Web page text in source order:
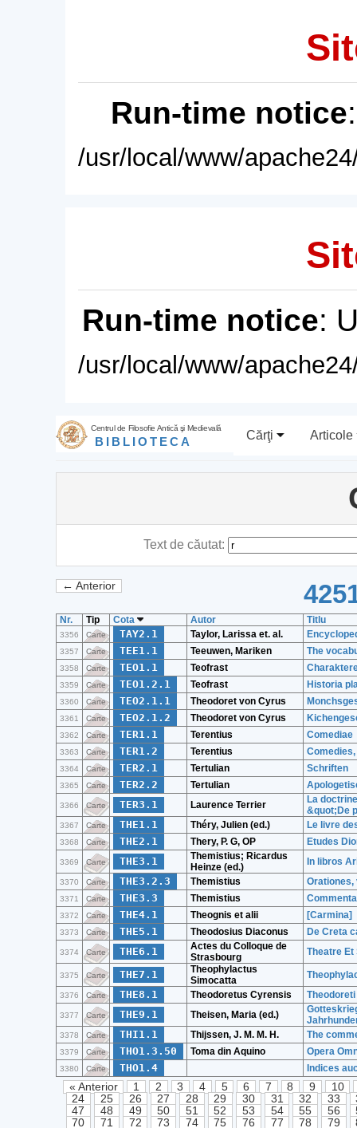
Run-time notice
/usr/local/www/
Run-time notice:
/usr/local/www/
Centrul de Filosofie Antică şi Medievală
BIBLIOTECA Cărţi Articole
Text de căutat:
← Anterior
Nr. Tip Cota Autor Titlu
3356 Carte TAY2.1 Taylor, Larissa et. al.
3357 Carte TEE1.1 Teeuwen, Mariken The
3358 Carte TEO1.1 Teofrast
3359 Carte TEO1.2.1 Teofrast Historia
3360 Carte TEO2.1.1 Theodoret von Cyrus
3361 Carte TEO2.1.2 Theodoret von Cyrus
3362 Carte TER1.1 Terentius Comediae
3363 Carte TER1.2 Terentius Comedies,
3364 Carte TER2.1 Tertulian Schriften
3365 Carte TER2.2 Tertulian
3366 Carte TER3.1 Laurence Terrier
La
&quot;De
3367 Carte THE1.1 Théry, Julien (ed.) Le livre
3368 Carte THE2.1 Thery, P. G, OP Etudes
3369 Carte THE3.1
Themistius; Ricardus
Heinze (ed.)
In libros
3370 Carte THE3.2.3 Themistius Orationes,
3371 Carte THE3.3 Themistius
3372 Carte THE4.1 Theognis et alii [Carmina]
3373 Carte THE5.1 Theodosius Diaconus De Creta
3374 Carte THE6.1
Actes du Colloque de
Strasbourg
Theatre
3375 Carte THE7.1
Theophylactus
Simocatta
3376 Carte THE8.1 Theodoretus Cyrensis
3377 Carte THE9.1 Theisen, Maria (ed.)
3378 Carte THI1.1 Thijssen, J. M. M. H. The
3379 Carte THO1.3.50 Toma din Aquino Opera
3380 Carte THO1.4 Indices
« Anterior 1 2 3 4 5 6 7 8 9
10
24
25 26 27 28 29 30 31 32 33
47
48 49 50 51 52 53 54 55 56
70
71 72 73 74 75 76 77 78 79